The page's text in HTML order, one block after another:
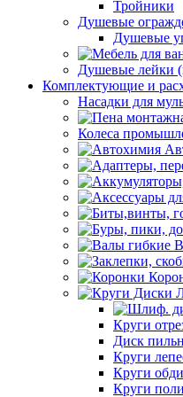
Тройники
Душевые
Душевые
Душевые лейки
Комплектующие и
Насадки для
Колеса
Круги
Диск
Круги
Круги
Круги